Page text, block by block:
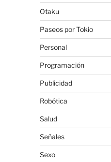
Otaku
Paseos por Tokio
Personal
Programación
Publicidad
Robótica
Salud
Señales
Sexo